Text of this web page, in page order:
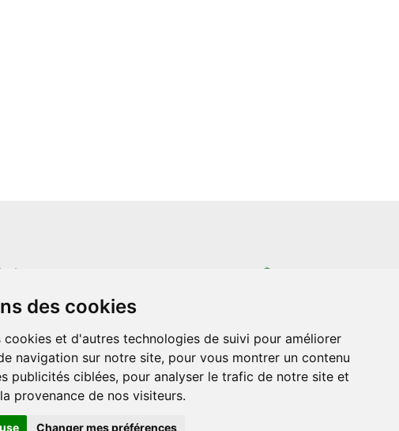
des cookies
cookies et d'autres technologies de suivi pour améliorer
navigation sur notre site, pour vous montrer un contenu
publicités ciblées, pour analyser le trafic de notre site et
provenance de nos visiteurs.
Changer mes préférences
manière que ce soit avec The Walt Disney
Toute demande adressée aux studios Disney ou
ignorée. Merci de votre compréhension.